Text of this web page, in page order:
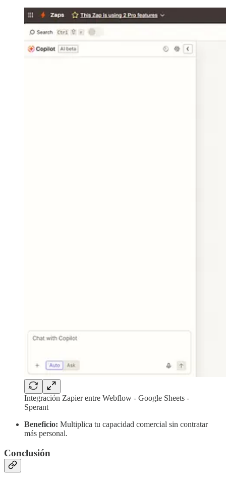
Integración Zapier entre Webflow - Google Sheets -
Sperant
Beneficio: Multiplica tu capacidad comercial sin contratar
más personal.
Conclusión